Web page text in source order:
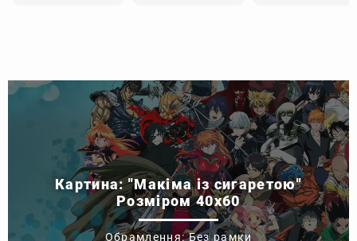
Картина: "Макіма із сигаретою"
Розміром 40x60
Обрамлення: Без рамки